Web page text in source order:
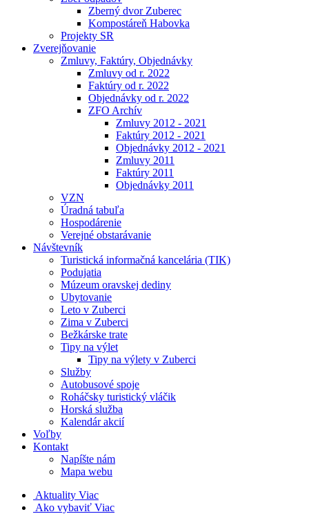
Zberný dvor Zuberec
Kompostáreň Habovka
Projekty SR
Zverejňovanie
Zmluvy, Faktúry, Objednávky
Zmluvy od r. 2022
Faktúry od r. 2022
Objednávky od r. 2022
ZFO Archív
Zmluvy 2012 - 2021
Faktúry 2012 - 2021
Objednávky 2012 - 2021
Zmluvy 2011
Faktúry 2011
Objednávky 2011
VZN
Úradná tabuľa
Hospodárenie
Verejné obstarávanie
Návštevník
Turistická informačná kancelária (TIK)
Podujatia
Múzeum oravskej dediny
Ubytovanie
Leto v Zuberci
Zima v Zuberci
Bežkárske trate
Tipy na výlet
Tipy na výlety v Zuberci
Služby
Autobusové spoje
Roháčsky turistický vláčik
Horská služba
Kalendár akcií
Voľby
Kontakt
Napíšte nám
Mapa webu
Aktuality Viac
Ako vybaviť Viac